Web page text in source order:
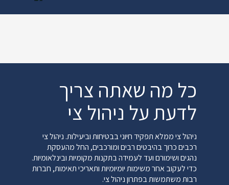
הנהגים נמצאים עם הכללים המתוארים על ידי הארגון שלך.
מזעור עלויות וסיכונים תפעוליים: מהתנגשויות ועד לעלויות
צריכים להעריך את העלויות הגדולות ביותר של הפעילות
שלהם ולפעול להפחתתן בעזרת נהלי ניהול צי.
יש לחץ מתמיד להפחית את עלות הבעלות הכוללת ,
הפרודוקטיביות. בשל כך, מנהלי צי משתמשים
בטכנולוגיית טלמטיקה , ניתוח נתונים ותוכנה שיכולים
לעזור להם להתמודד עם האתגרים העסקיים הרבים
העומדים בפניהם.
כל מה שאתה צריך
לדעת על ניהול צי
ניהול צי ממלא תפקיד חיוני בבטיחות וביעילות. ניהול צי
רכבים כרוך בהיבטים רבים ומורכבים, החל מהעסקת
נהגים ושימורם ועד לעמידה בתקנות מקומיות ובינלאומיות.
כדי לעקוב אחר משימות יומיומיות ותאריכי תאימות, חברות
רבות משתמשות בפתרון ניהול צי.